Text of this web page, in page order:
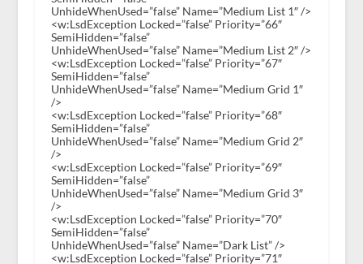
UnhideWhenUsed=”false” Name=”Medium List 1″ />
<w:LsdException Locked=”false” Priority=”66″
SemiHidden=”false”
UnhideWhenUsed=”false” Name=”Medium List 2″ />
<w:LsdException Locked=”false” Priority=”67″
SemiHidden=”false”
UnhideWhenUsed=”false” Name=”Medium Grid 1″
/>
<w:LsdException Locked=”false” Priority=”68″
SemiHidden=”false”
UnhideWhenUsed=”false” Name=”Medium Grid 2″
/>
<w:LsdException Locked=”false” Priority=”69″
SemiHidden=”false”
UnhideWhenUsed=”false” Name=”Medium Grid 3″
/>
<w:LsdException Locked=”false” Priority=”70″
SemiHidden=”false”
UnhideWhenUsed=”false” Name=”Dark List” />
<w:LsdException Locked=”false” Priority=”71″